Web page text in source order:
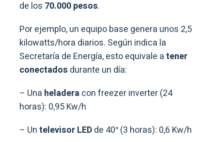
de los 70.000 pesos.
Por ejemplo, un equipo base genera unos 2,5
kilowatts/hora diarios. Según indica la
Secretaría de Energía, esto equivale atener
conectados durante un día:
– Una heladeracon freezer inverter (24
horas): 0,95 Kw/h
– Untelevisor LEDde 40″ (3 horas): 0,6 Kw/h